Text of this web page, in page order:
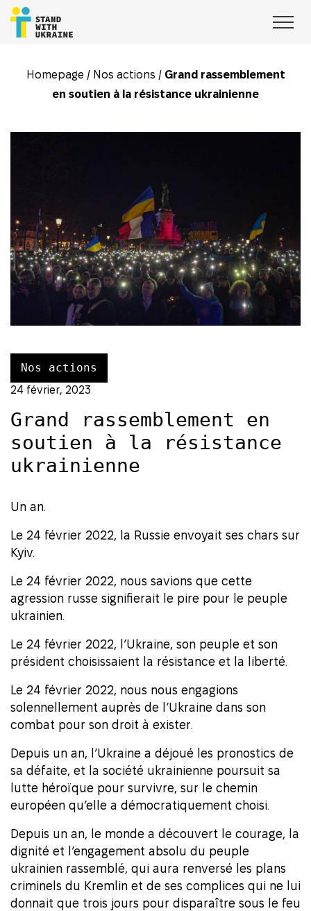
Homepage / Nos actions / Grand rassemblement
en soutien à la résistance ukrainienne
Nos actions
24 février, 2023
Grand rassemblement en
soutien à la résistance
ukrainienne
Un an.
Le 24 février 2022, la Russie envoyait ses chars sur
Kyiv.
Le 24 février 2022, nous savions que cette
agression russe signifierait le pire pour le peuple
ukrainien.
Le 24 février 2022, l’Ukraine, son peuple et son
président choisissaient la résistance et la liberté.
Le 24 février 2022, nous nous engagions
solennellement auprès de l’Ukraine dans son
combat pour son droit à exister.
Depuis un an, l’Ukraine a déjoué les pronostics de
sa défaite, et la société ukrainienne poursuit sa
lutte héroïque pour survivre, sur le chemin
européen qu’elle a démocratiquement choisi.
Depuis un an, le monde a découvert le courage, la
dignité et l’engagement absolu du peuple
ukrainien rassemblé, qui aura renversé les plans
criminels du Kremlin et de ses complices qui ne lui
donnait que trois jours pour disparaître sous le feu